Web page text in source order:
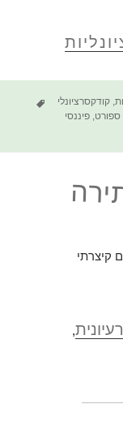
,קודקסרציונלי
,ספורט ,פיננסי
| תוצר
קיצרתי
רעיונית,